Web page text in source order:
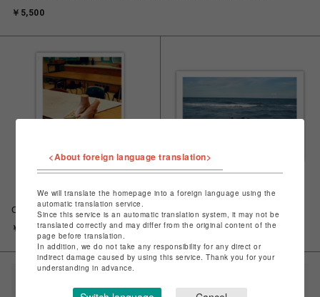
￥5,500
【PPC2026 ”Luminous”】Petra
Collins｜ペトラ・コリンズ
￥5,500
【PPC2026 ”Luminous”】
Yusuke Abe｜阿部裕介
￥5,500
<About foreign language translation>
We will translate the homepage into a foreign language using the
automatic translation service.
Since this service is an automatic translation system, it may not be
translated correctly and may differ from the original content of the
page before translation.
In addition, we do not take any responsibility for any direct or
indirect damage caused by using this service. Thank you for your
understanding in advance.